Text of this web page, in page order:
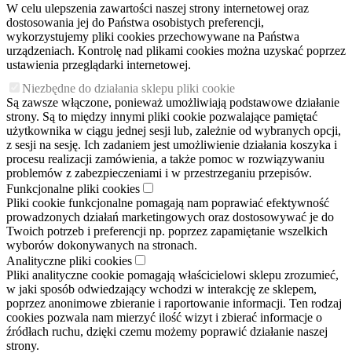
W celu ulepszenia zawartości naszej strony internetowej oraz
dostosowania jej do Państwa osobistych preferencji,
wykorzystujemy pliki cookies przechowywane na Państwa
urządzeniach. Kontrolę nad plikami cookies można uzyskać poprzez
ustawienia przeglądarki internetowej.
Niezbędne do działania sklepu pliki cookie
Są zawsze włączone, ponieważ umożliwiają podstawowe działanie
strony. Są to między innymi pliki cookie pozwalające pamiętać
użytkownika w ciągu jednej sesji lub, zależnie od wybranych opcji,
z sesji na sesję. Ich zadaniem jest umożliwienie działania koszyka i
procesu realizacji zamówienia, a także pomoc w rozwiązywaniu
problemów z zabezpieczeniami i w przestrzeganiu przepisów.
Funkcjonalne pliki cookies
Pliki cookie funkcjonalne pomagają nam poprawiać efektywność
prowadzonych działań marketingowych oraz dostosowywać je do
Twoich potrzeb i preferencji np. poprzez zapamiętanie wszelkich
wyborów dokonywanych na stronach.
Analityczne pliki cookies
Pliki analityczne cookie pomagają właścicielowi sklepu zrozumieć,
w jaki sposób odwiedzający wchodzi w interakcję ze sklepem,
poprzez anonimowe zbieranie i raportowanie informacji. Ten rodzaj
cookies pozwala nam mierzyć ilość wizyt i zbierać informacje o
źródłach ruchu, dzięki czemu możemy poprawić działanie naszej
strony.